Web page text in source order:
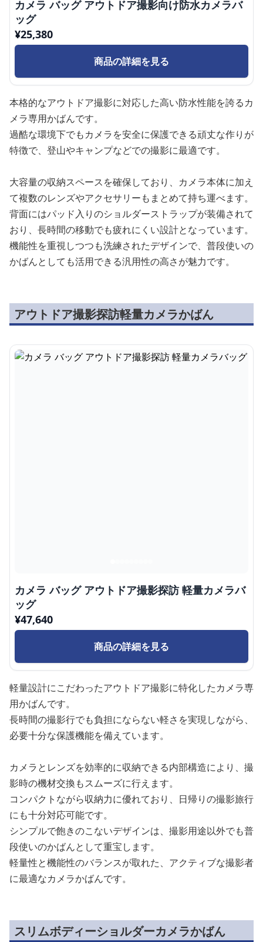
カメラ バッグ アウトドア撮影向け防水カメラバ
ッグ
¥25,380
商品の詳細を見る
本格的なアウトドア撮影に対応した高い防水性能を誇るカ
メラ専用かばんです。
過酷な環境下でもカメラを安全に保護できる頑丈な作りが
特徴で、登山やキャンプなどでの撮影に最適です。
大容量の収納スペースを確保しており、カメラ本体に加え
て複数のレンズやアクセサリーもまとめて持ち運べます。
背面にはパッド入りのショルダーストラップが装備されて
おり、長時間の移動でも疲れにくい設計となっています。
機能性を重視しつつも洗練されたデザインで、普段使いの
かばんとしても活用できる汎用性の高さが魅力です。
アウトドア撮影探訪軽量カメラかばん
カメラ バッグ アウトドア撮影探訪 軽量カメラバ
ッグ
¥47,640
商品の詳細を見る
軽量設計にこだわったアウトドア撮影に特化したカメラ専
用かばんです。
長時間の撮影行でも負担にならない軽さを実現しながら、
必要十分な保護機能を備えています。
カメラとレンズを効率的に収納できる内部構造により、撮
影時の機材交換もスムーズに行えます。
コンパクトながら収納力に優れており、日帰りの撮影旅行
にも十分対応可能です。
シンプルで飽きのこないデザインは、撮影用途以外でも普
段使いのかばんとして重宝します。
軽量性と機能性のバランスが取れた、アクティブな撮影者
に最適なカメラかばんです。
スリムボディーショルダーカメラかばん